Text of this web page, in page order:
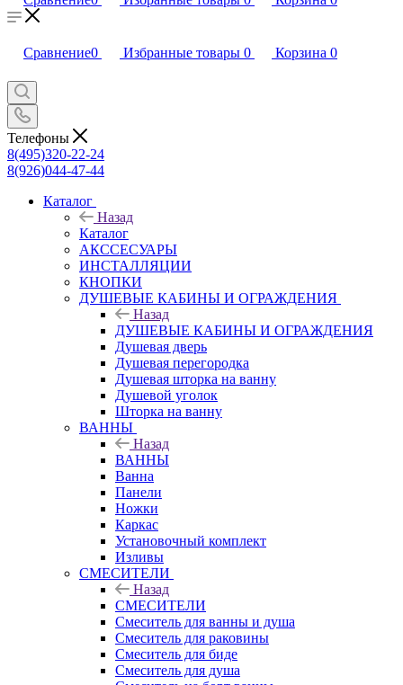
Сравнение0 Избранные товары 0 Корзина 0
Телефоны
8(495)320-22-24
8(926)044-47-44
Каталог
Назад
Каталог
АКССЕСУАРЫ
ИНСТАЛЛЯЦИИ
КНОПКИ
ДУШЕВЫЕ КАБИНЫ И ОГРАЖДЕНИЯ
Назад
ДУШЕВЫЕ КАБИНЫ И ОГРАЖДЕНИЯ
Душевая дверь
Душевая перегородка
Душевая шторка на ванну
Душевой уголок
Шторка на ванну
ВАННЫ
Назад
ВАННЫ
Ванна
Панели
Ножки
Каркас
Установочный комплект
Изливы
СМЕСИТЕЛИ
Назад
СМЕСИТЕЛИ
Смеситель для ванны и душа
Смеситель для раковины
Смеситель для биде
Смеситель для душа